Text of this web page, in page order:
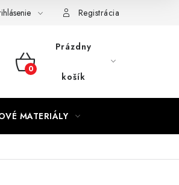
Registrácia
NÁKUPNÝ
Prázdny
košík
MATERIÁLY